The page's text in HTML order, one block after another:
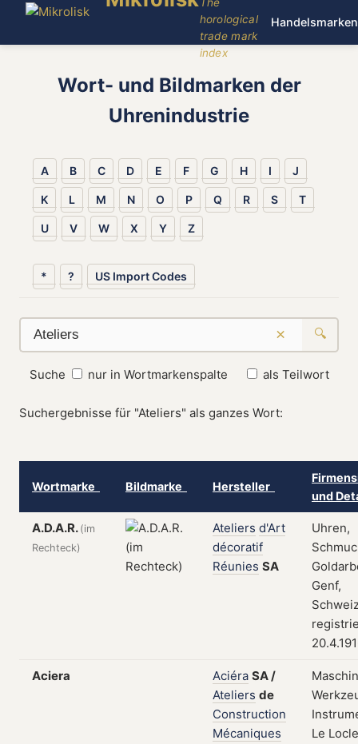
horological
trade mark
index
Handelsmarken
Wort- und Bildmarken der
Uhrenindustrie
A B C D E F G H I J
K L M N O P Q R S T
U V W X Y Z
* ? US Import Codes
× 🔍
Suche nur in Wortmarkenspalte als Teilwort
Suchergebnisse für "Ateliers" als ganzes Wort:
Wortmarke Bildmarke Hersteller
und
A.D.A.R. (im
Rechteck)
Ateliers d'Art
décoratif
Réunies SA
Uhren,
Genf,
Aciera Aciéra SA/
Ateliers de
Construction
Mécaniques
Le